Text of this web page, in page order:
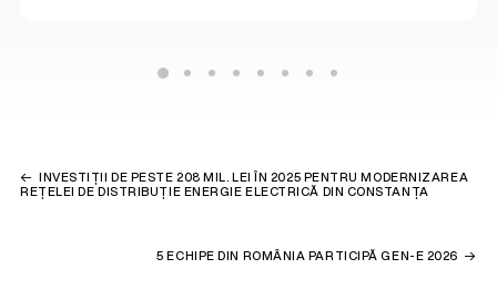
INVESTIȚII DE PESTE 208 MIL. LEI ÎN 2025 PENTRU MODERNIZAREA
REȚELEI DE DISTRIBUȚIE ENERGIE ELECTRICĂ DIN CONSTANȚA
5 ECHIPE DIN ROMÂNIA PARTICIPĂ GEN-E 2026